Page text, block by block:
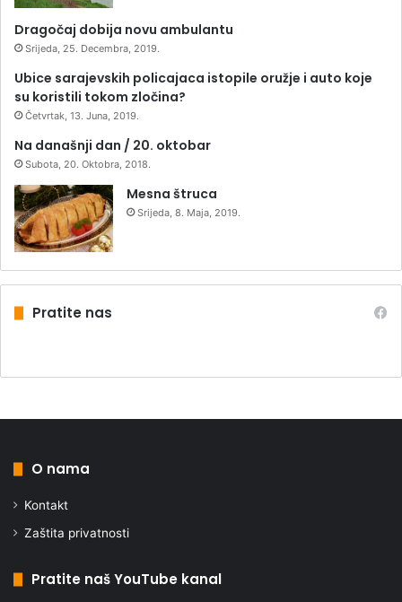
Dragočaj dobija novu ambulantu
Srijeda, 25. Decembra, 2019.
Ubice sarajevskih policajaca istopile oružje i auto koje
su koristili tokom zločina?
Četvrtak, 13. Juna, 2019.
Na današnji dan / 20. oktobar
Subota, 20. Oktobra, 2018.
Mesna štruca
Srijeda, 8. Maja, 2019.
Pratite nas
O nama
Kontakt
Zaštita privatnosti
Pratite naš YouTube kanal